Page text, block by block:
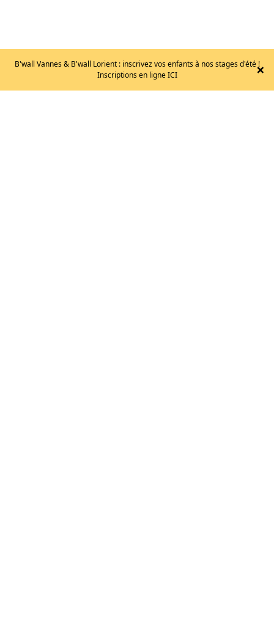
B'wall Vannes & B'wall Lorient : inscrivez vos enfants à nos stages d'été !
Inscriptions en ligne ICI
×
SCARPA